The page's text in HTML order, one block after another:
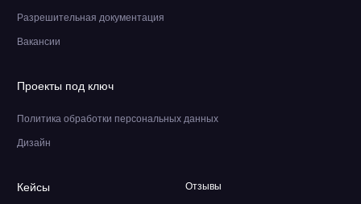
Разрешительная документация
Вакансии
Проекты под ключ
Политика обработки персональных данных
Дизайн
Кейсы
Отзывы